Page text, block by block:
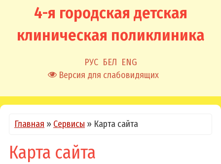
4-я городская детская
клиническая поликлиника
РУС БЕЛ ENG
Версия для слабовидящих
Главная » Сервисы » Карта сайта
Карта сайта